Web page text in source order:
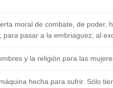
moral de combate, de poder,
para pasar a la embriaguez, al
y la religión para las
hecha para sufrir. Sólo